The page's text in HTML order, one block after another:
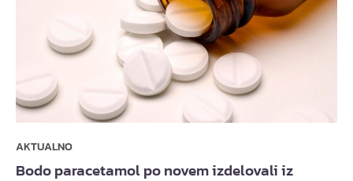
AKTUALNO
Bodo paracetamol po novem izdelovali iz